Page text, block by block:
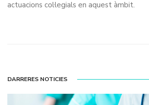
actuacions col·legials en aquest àmbit.
DARRERES NOTICIES